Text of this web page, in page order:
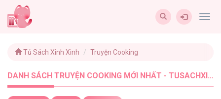
Tủ Sách Xinh Xinh Truyện Cooking
DANH SÁCH TRUYỆN COOKING MỚI NHẤT - TUSACHXINHXINH (2)